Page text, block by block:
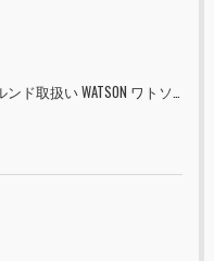
HALO ハロ アスプルンド取扱い WATSON ワトソン ミディアム トランク & スタンド セット ユニオンジャック 入荷しました！！